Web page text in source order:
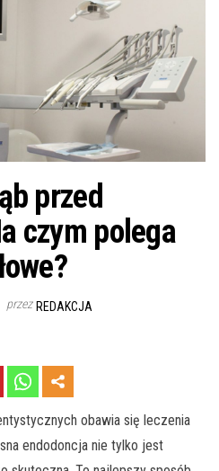
przed
czym polega
przez REDAKCJA
obawia się leczenia
endodoncja nie tylko jest